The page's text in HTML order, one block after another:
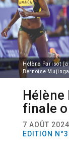
Hélène Parisot
Bernoise
finale
7 AOÛT 2024
EDITION